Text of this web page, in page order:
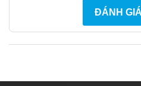
ĐÁNH